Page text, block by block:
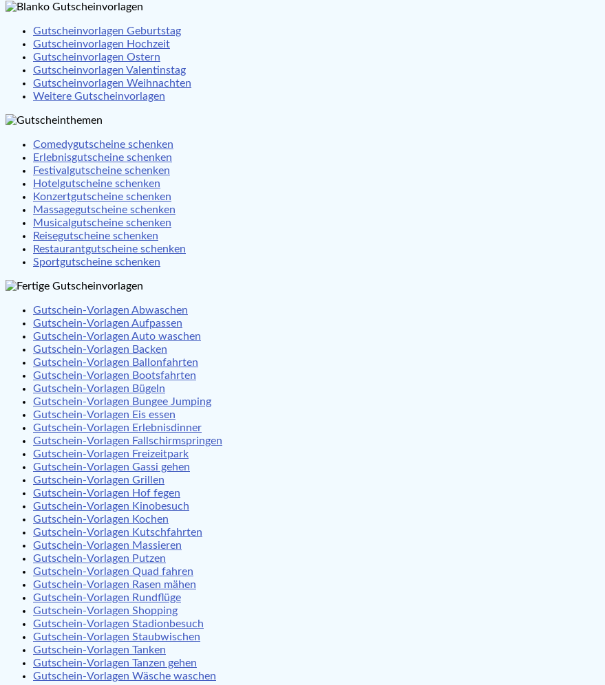
Gutscheinvorlagen Geburtstag
Gutscheinvorlagen Hochzeit
Gutscheinvorlagen Ostern
Gutscheinvorlagen Valentinstag
Gutscheinvorlagen Weihnachten
Weitere Gutscheinvorlagen
Comedygutscheine schenken
Erlebnisgutscheine schenken
Festivalgutscheine schenken
Hotelgutscheine schenken
Konzertgutscheine schenken
Massagegutscheine schenken
Musicalgutscheine schenken
Reisegutscheine schenken
Restaurantgutscheine schenken
Sportgutscheine schenken
Gutschein-Vorlagen Abwaschen
Gutschein-Vorlagen Aufpassen
Gutschein-Vorlagen Auto waschen
Gutschein-Vorlagen Backen
Gutschein-Vorlagen Ballonfahrten
Gutschein-Vorlagen Bootsfahrten
Gutschein-Vorlagen Bügeln
Gutschein-Vorlagen Bungee Jumping
Gutschein-Vorlagen Eis essen
Gutschein-Vorlagen Erlebnisdinner
Gutschein-Vorlagen Fallschirmspringen
Gutschein-Vorlagen Freizeitpark
Gutschein-Vorlagen Gassi gehen
Gutschein-Vorlagen Grillen
Gutschein-Vorlagen Hof fegen
Gutschein-Vorlagen Kinobesuch
Gutschein-Vorlagen Kochen
Gutschein-Vorlagen Kutschfahrten
Gutschein-Vorlagen Massieren
Gutschein-Vorlagen Putzen
Gutschein-Vorlagen Quad fahren
Gutschein-Vorlagen Rasen mähen
Gutschein-Vorlagen Rundflüge
Gutschein-Vorlagen Shopping
Gutschein-Vorlagen Stadionbesuch
Gutschein-Vorlagen Staubwischen
Gutschein-Vorlagen Tanken
Gutschein-Vorlagen Tanzen gehen
Gutschein-Vorlagen Wäsche waschen